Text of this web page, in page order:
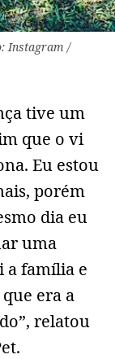
Instagram /
tive um
que o vi
Eu estou
porém
dia eu
uma
a família e
era a
relatou